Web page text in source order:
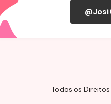
Todos os